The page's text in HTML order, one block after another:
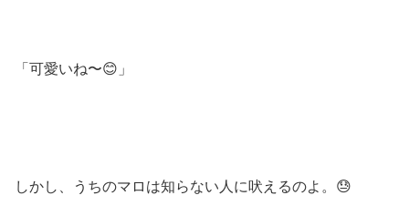
「可愛いね〜😊」
しかし、うちのマロは知らない人に吠えるのよ。😓